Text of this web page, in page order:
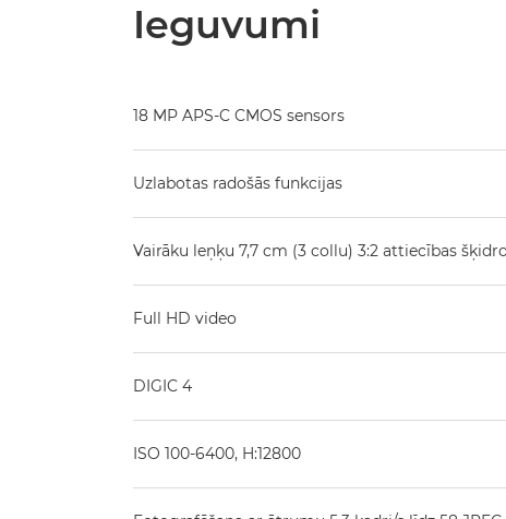
Ieguvumi
18 MP APS-C CMOS sensors
Uzlabotas radošās funkcijas
Vairāku leņķu 7,7 cm (3 collu) 3:2 attiecības
Full HD video
DIGIC 4
ISO 100-6400, H:12800